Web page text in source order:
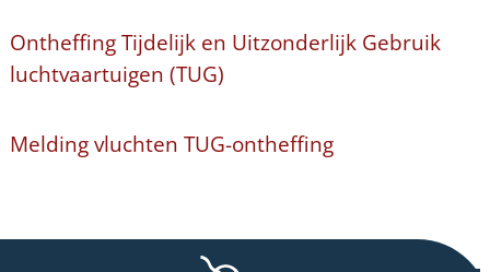
Ontheffing Tijdelijk en Uitzonderlijk Gebruik
luchtvaartuigen (TUG)
Melding vluchten TUG-ontheffing